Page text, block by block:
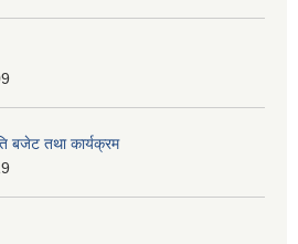
बजेट तथा कार्यक्रम